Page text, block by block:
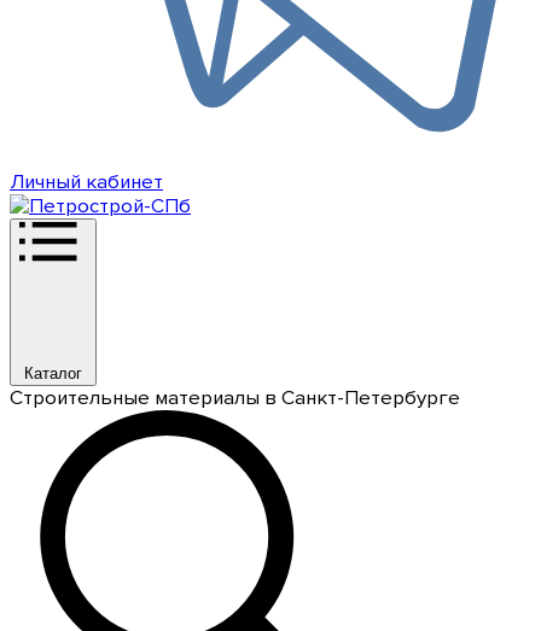
Личный кабинет
Каталог
Строительные материалы в Санкт-Петербурге